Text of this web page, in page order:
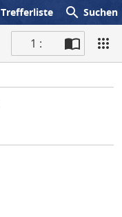
Trefferliste search Suchen
1 :